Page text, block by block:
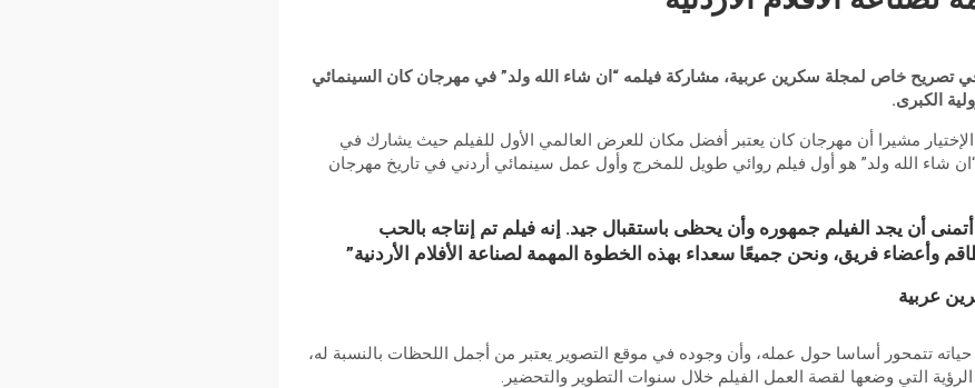
تصريح خاص لمجلة سكرين عربية، مشاركة فيلمه “ان شاء الله ولد” في مهرجان كان السينمائي
الكبرى.
مشيرا أن مهرجان كان يعتبر أفضل مكان للعرض العالمي الأول للفيلم حيث يشارك في
شاء الله ولد” هو أول فيلم روائي طويل للمخرج وأول عمل سينمائي أردني في تاريخ مهرجان
أن يجد الفيلم جمهوره وأن يحظى باستقبال جيد. إنه فيلم تم إنتاجه بالحب
وأعضاء فريق، ونحن جميعًا سعداء بهذه الخطوة المهمة لصناعة الأفلام الأردنية”
عربية
تتمحور أساسا حول عمله، وأن وجوده في موقع التصوير يعتبر من أجمل اللحظات بالنسبة له،
التي وضعها لقصة العمل الفيلم خلال سنوات التطوير والتحضير.